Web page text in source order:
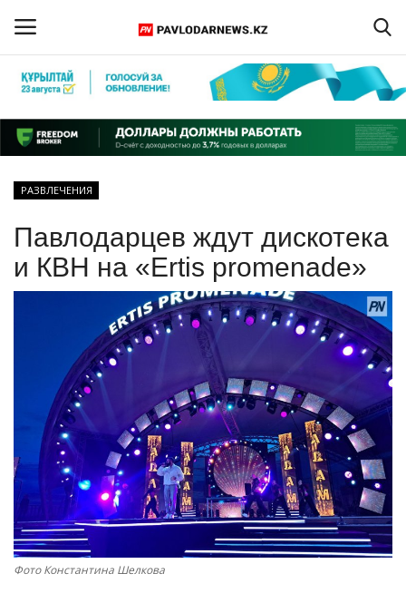
Регистрация
Главная
ПАВЛОДАРСКАЯ ОБЛАСТЬ
СПЕЦПРОЕКТЫ
СПОРТ
Чек-лист
РАЗВЛЕЧЕНИЯ
OFFICIAL
РАЗВЛЕЧЕНИЯ
Павлодарцев ждут дискотека
и КВН на «Ertis promenade»
Фото Константина Шелкова